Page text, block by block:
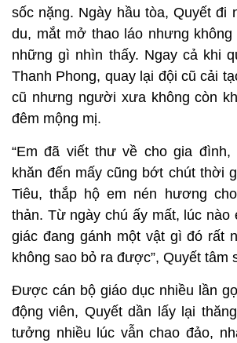
sốc nặng. Ngày hầu tòa, Quyết đi
du, mắt mở thao láo nhưng
những gì nhìn thấy. Ngay cả khi
Thanh Phong, quay lại đội cũ cải
cũ nhưng người xưa không còn
đêm mộng mị.
“Em đã viết thư về cho gia
khăn đến mấy cũng bớt chút thời
Tiêu, thắp hộ em nén hương
thản. Từ ngày chú ấy mất, lúc nào
giác đang gánh một vật gì đó rất
không sao bỏ ra được”, Quyết tâm
Được cán bộ giáo dục nhiều lần
động viên, Quyết dần lấy lại
tưởng nhiều lúc vẫn chao đảo,